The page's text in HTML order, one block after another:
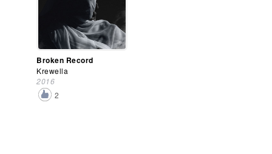
Broken Record
Krewella
2016
2